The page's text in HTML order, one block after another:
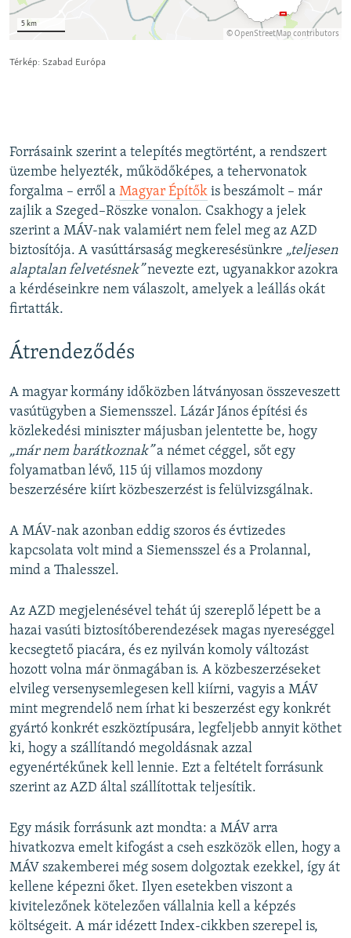
Forrásaink szerint a telepítés megtörtént, a rendszert
üzembe helyezték, működőképes, a tehervonatok
forgalma – erről a Magyar Építők is beszámolt – már
zajlik a Szeged–Röszke vonalon. Csakhogy a jelek
szerint a MÁV-nak valamiért nem felel meg az AZD
biztosítója. A vasúttársaság megkeresésünkre „teljesen
alaptalan felvetésnek”nevezte ezt, ugyanakkor azokra
a kérdéseinkre nem válaszolt, amelyek a leállás okát
firtatták.
Átrendeződés
A magyar kormány időközben látványosan összeveszett
vasútügyben a Siemensszel. Lázár János építési és
közlekedési miniszter májusban jelentette be, hogy
„már nem barátkoznak”a német céggel, sőt egy
folyamatban lévő, 115 új villamos mozdony
beszerzésére kiírt közbeszerzést is felülvizsgálnak.
A MÁV-nak azonban eddig szoros és évtizedes
kapcsolata volt mind a Siemensszel és a Prolannal,
mind a Thalesszel.
Az AZD megjelenésével tehát új szereplő lépett be a
hazai vasúti biztosítóberendezések magas nyereséggel
kecsegtető piacára, és ez nyilván komoly változást
hozott volna már önmagában is. A közbeszerzéseket
elvileg versenysemlegesen kell kiírni, vagyis a MÁV
mint megrendelő nem írhat ki beszerzést egy konkrét
gyártó konkrét eszköztípusára, legfeljebb annyit köthet
ki, hogy a szállítandó megoldásnak azzal
egyenértékűnek kell lennie. Ezt a feltételt forrásunk
szerint az AZD által szállítottak teljesítik.
Egy másik forrásunk azt mondta: a MÁV arra
hivatkozva emelt kifogást a cseh eszközök ellen, hogy a
MÁV szakemberei még sosem dolgoztak ezekkel, így át
kellene képezni őket. Ilyen esetekben viszont a
kivitelezőnek kötelezően vállalnia kell a képzés
költségeit. A már idézett Index-cikkben szerepel is,